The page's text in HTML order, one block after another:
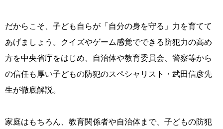
だからこそ、子ども自らが「自分の身を守る」力を育てて
あげましょう。クイズやゲーム感覚でできる防犯力の高め
方を中央省庁をはじめ、自治体や教育委員会、警察等から
の信任も厚い子どもの防犯のスペシャリスト・武田信彦先
生が徹底解説。
家庭はもちろん、教育関係者や自治体まで、子どもの防犯